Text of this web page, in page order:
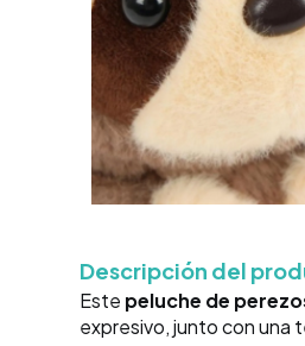
Descripción del
Este peluche de
expresivo, junto con una